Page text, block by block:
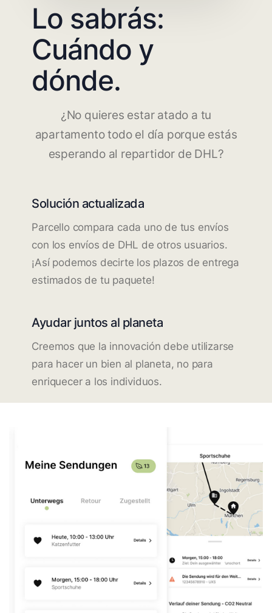
Lo sabrás:
Cuándo y
dónde.
¿No quieres estar atado a tu
apartamento todo el día porque estás
esperando al repartidor de DHL?
Solución actualizada
Parcello compara cada uno de tus envíos
con los envíos de DHL de otros usuarios.
¡Así podemos decirte los plazos de entrega
estimados de tu paquete!
Ayudar juntos al planeta
Creemos que la innovación debe utilizarse
para hacer un bien al planeta, no para
enriquecer a los individuos.